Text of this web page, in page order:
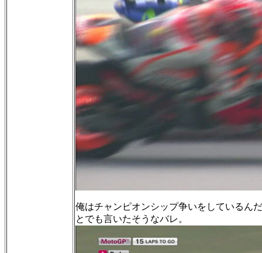
俺はチャンピオンシップ争いをしているん
とでも言いたそうなバレ。